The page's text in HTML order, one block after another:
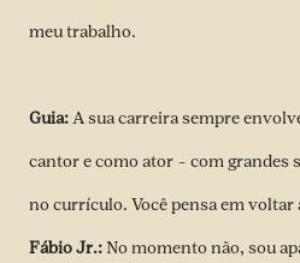
meu trabalho.
Guia:A sua carreira sempre
cantor e como ator – com grandes
no currículo. Você pensa em voltar
Fábio Jr.:No momento não, sou